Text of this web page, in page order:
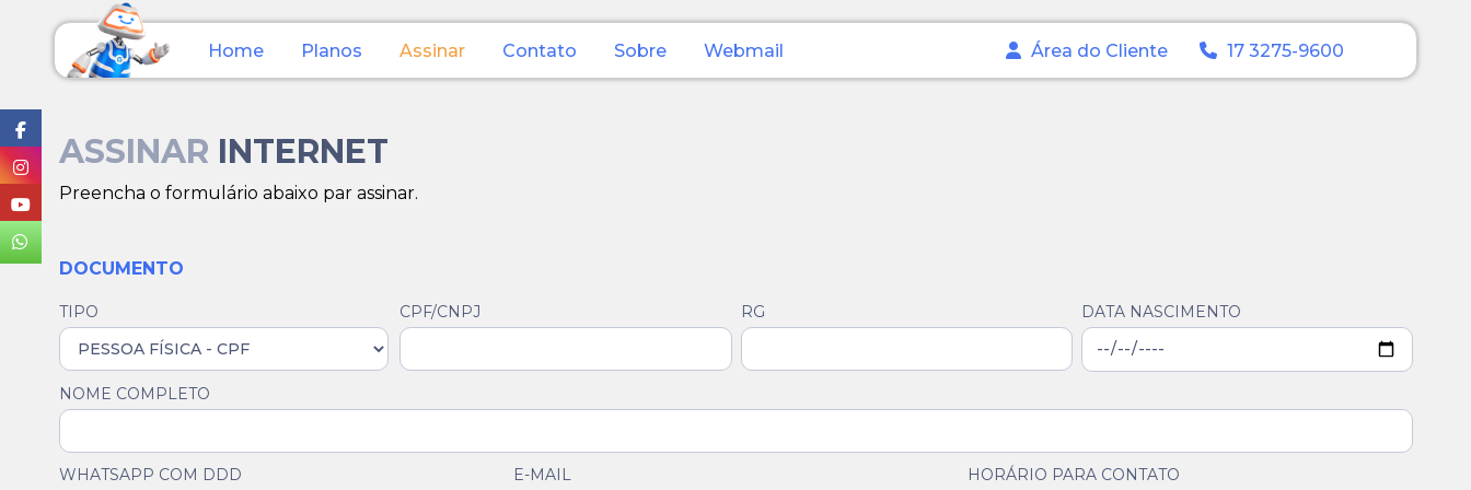
Home Planos Assinar Contato Sobre Webmail Área do Cliente 17 3275-9600
ASSINAR INTERNET
Preencha o formulário abaixo par assinar.
DOCUMENTO
TIPO CPF/CNPJ RG DATA NASCIMENTO
NOME COMPLETO
WHATSAPP COM DDD E-MAIL HORÁRIO PARA CONTATO